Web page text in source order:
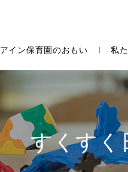
アイン保育園のおもい 私
すくすく